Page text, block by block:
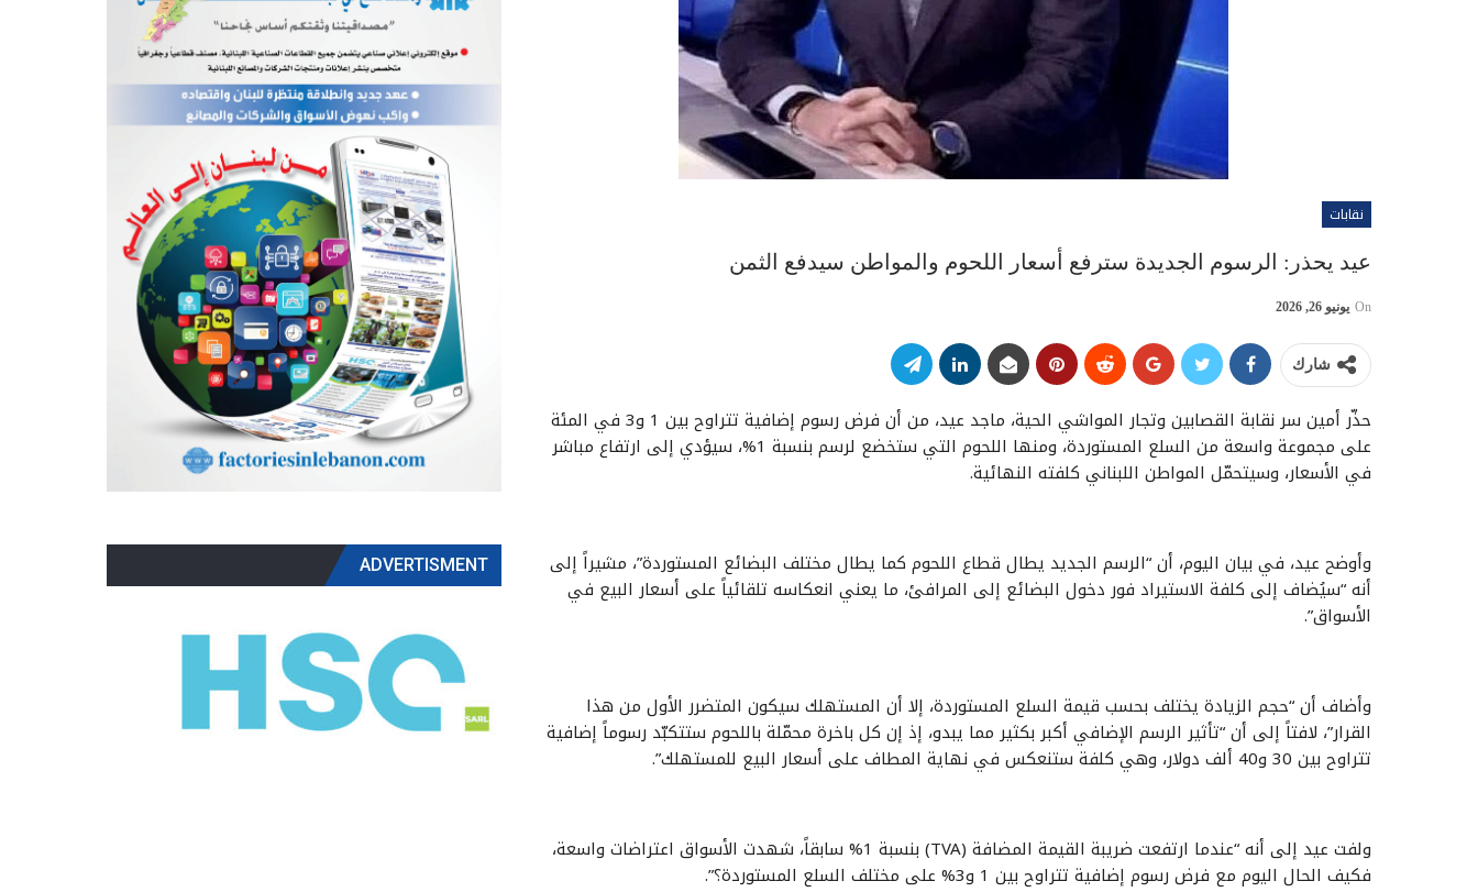
نقابات
عيد يحذر: الرسوم الجديدة سترفع أسعار اللحوم والمواطن سيدفع الثمن
On يونيو 26, 2026
شارك
حذّر أمين سر نقابة القصابين وتجار المواشي الحية، ماجد عيد، من أن فرض رسوم إضافية تتراوح بين 1 و3 في المئة
على مجموعة واسعة من السلع المستوردة، ومنها اللحوم التي ستخضع لرسم بنسبة 1%، سيؤدي إلى ارتفاع مباشر
في الأسعار، وسيتحمّل المواطن اللبناني كلفته النهائية.
وأوضح عيد، في بيان اليوم، أن “الرسم الجديد يطال قطاع اللحوم كما يطال مختلف البضائع المستوردة”، مشيراً إلى
أنه “سيُضاف إلى كلفة الاستيراد فور دخول البضائع إلى المرافئ، ما يعني انعكاسه تلقائياً على أسعار البيع في
الأسواق”.
وأضاف أن “حجم الزيادة يختلف بحسب قيمة السلع المستوردة، إلا أن المستهلك سيكون المتضرر الأول من هذا
القرار”، لافتاً إلى أن “تأثير الرسم الإضافي أكبر بكثير مما يبدو، إذ إن كل باخرة محمّلة باللحوم ستتكبّد رسوماً إضافية
تتراوح بين 30 و40 ألف دولار، وهي كلفة ستنعكس في نهاية المطاف على أسعار البيع للمستهلك”.
ولفت عيد إلى أنه “عندما ارتفعت ضريبة القيمة المضافة (TVA) بنسبة 1% سابقاً، شهدت الأسواق اعتراضات واسعة،
فكيف الحال اليوم مع فرض رسوم إضافية تتراوح بين 1 و3% على مختلف السلع المستوردة؟”.
ADVERTISMENT